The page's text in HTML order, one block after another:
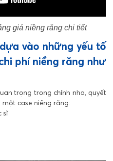
giá niềng răng chi tiết
vào những yếu tố
phí niềng răng như
trọng trong chỉnh nha, quyết
case niềng răng:
sĩ